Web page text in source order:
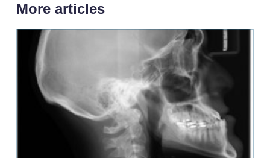
More articles